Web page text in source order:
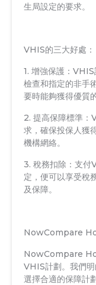
生局設定的要求。
VHIS的三大好處：
1. 增強保護：
檢查和指定的非手
要時能夠獲得優質
2. 提高保障標準：
求，確保投保人獲
機構網絡。
3. 稅務扣除：支付
定，便可以享受稅
及保障。
NowCompare
NowCompare
VHIS計劃。我們明
選擇合適的保障計